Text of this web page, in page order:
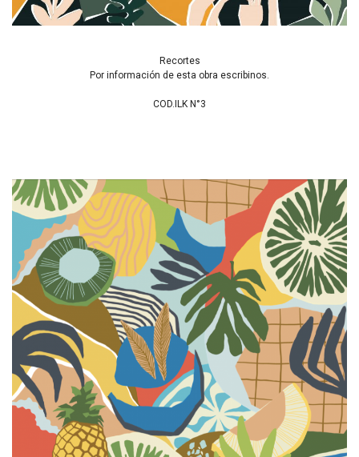
Recortes
Por información de esta obra escribinos.
COD.ILK N°3